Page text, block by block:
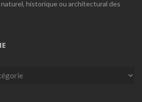
historique ou architectural des